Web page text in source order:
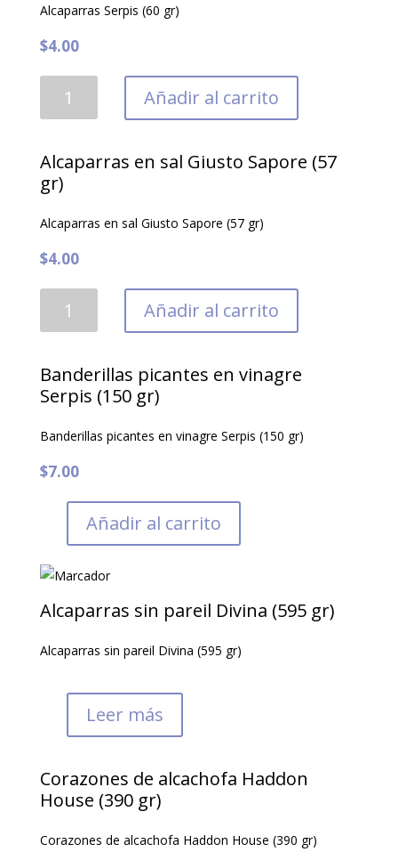
Alcaparras Serpis (60 gr)
$4.00
Serpis
gr)
cantidad
Añadir al carrito
Alcaparras en sal Giusto Sapore (57
gr)
Alcaparras en sal Giusto Sapore (57 gr)
$4.00
Giusto
Sapore
gr)
cantidad
Añadir al carrito
Banderillas picantes en vinagre
Serpis (150 gr)
Banderillas picantes en vinagre Serpis (150 gr)
$7.00
Añadir al carrito
Alcaparras sin pareil Divina (595 gr)
Alcaparras sin pareil Divina (595 gr)
Leer más
Corazones de alcachofa Haddon
House (390 gr)
Corazones de alcachofa Haddon House (390 gr)